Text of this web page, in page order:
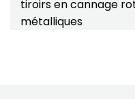
tiroirs en cannage
métalliques